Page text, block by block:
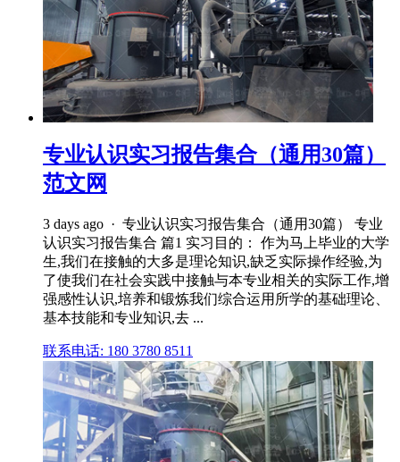
专业认识实习报告集合（通用30篇）
范文网
3 days ago · 专业认识实习报告集合（通用30篇） 专业
认识实习报告集合 篇1 实习目的： 作为马上毕业的大学
生,我们在接触的大多是理论知识,缺乏实际操作经验,为
了使我们在社会实践中接触与本专业相关的实际工作,增
强感性认识,培养和锻炼我们综合运用所学的基础理论、
基本技能和专业知识,去 ...
联系电话: 180 3780 8511